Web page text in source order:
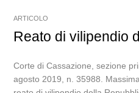
ARTICOLO
Reato di vilipendio
Corte di Cassazione, sezione
agosto 2019, n. 35988.